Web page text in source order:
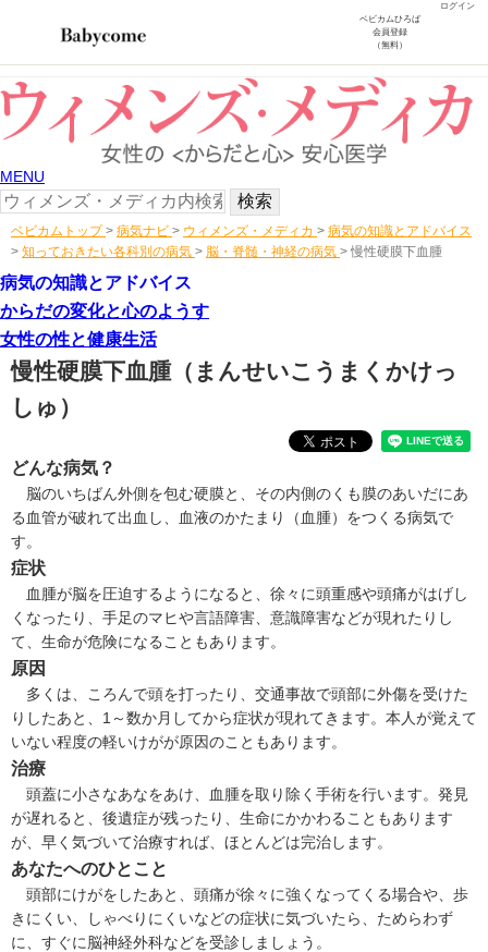
ログイン
ベビカムひろば
会員登録
（無料）
MENU
ベビカムトップ > 病気ナビ > ウィメンズ・メディカ > 病気の知識とアドバイス
> 知っておきたい各科別の病気 > 脳・脊髄・神経の病気 > 慢性硬膜下血腫
病気の知識とアドバイス
からだの変化と心のようす
女性の性と健康生活
慢性硬膜下血腫（まんせいこうまくかけっ
しゅ）
どんな病気？
脳のいちばん外側を包む硬膜と、その内側のくも膜のあいだにあ
る血管が破れて出血し、血液のかたまり（血腫）をつくる病気で
す。
症状
血腫が脳を圧迫するようになると、徐々に頭重感や頭痛がはげし
くなったり、手足のマヒや言語障害、意識障害などが現れたりし
て、生命が危険になることもあります。
原因
多くは、ころんで頭を打ったり、交通事故で頭部に外傷を受けた
りしたあと、1～数か月してから症状が現れてきます。本人が覚えて
いない程度の軽いけがが原因のこともあります。
治療
頭蓋に小さなあなをあけ、血腫を取り除く手術を行います。発見
が遅れると、後遺症が残ったり、生命にかかわることもあります
が、早く気づいて治療すれば、ほとんどは完治します。
あなたへのひとこと
頭部にけがをしたあと、頭痛が徐々に強くなってくる場合や、歩
きにくい、しゃべりにくいなどの症状に気づいたら、ためらわず
に、すぐに脳神経外科などを受診しましょう。